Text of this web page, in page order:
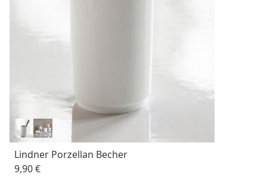
Lindner Porzellan Becher
9,90 €